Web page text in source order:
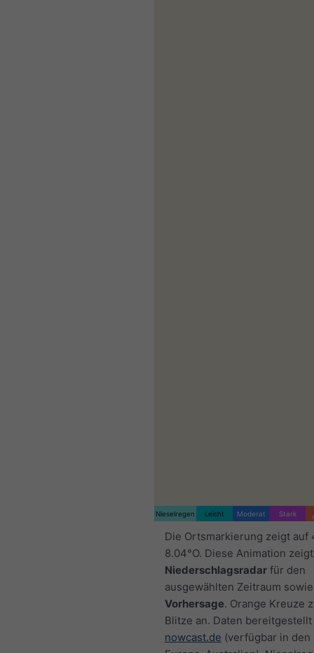
Nieselregen Leicht Moderat Stark
Die Ortsmarkierung zeigt auf
8.04°O. Diese Animation
Niederschlagsradar für den
ausgewählten Zeitraum
Vorhersage. Orange Kreuze
Blitze an. Daten
nowcast.de (verfügbar in den